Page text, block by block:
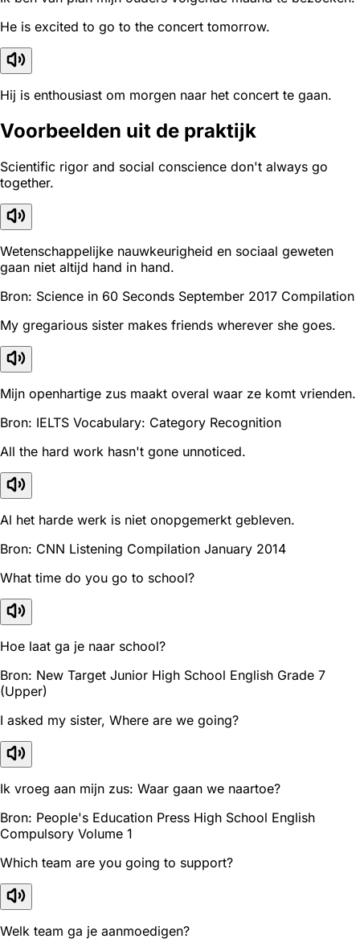
He is excited to go to the concert tomorrow.
Hij is enthousiast om morgen naar het concert te gaan.
Voorbeelden uit de praktijk
Scientific rigor and social conscience don't always go
together.
Wetenschappelijke nauwkeurigheid en sociaal geweten
gaan niet altijd hand in hand.
Bron: Science in 60 Seconds September 2017 Compilation
My gregarious sister makes friends wherever she goes.
Mijn openhartige zus maakt overal waar ze komt vrienden.
Bron: IELTS Vocabulary: Category Recognition
All the hard work hasn't gone unnoticed.
Al het harde werk is niet onopgemerkt gebleven.
Bron: CNN Listening Compilation January 2014
What time do you go to school?
Hoe laat ga je naar school?
Bron: New Target Junior High School English Grade 7
(Upper)
I asked my sister, Where are we going?
Ik vroeg aan mijn zus: Waar gaan we naartoe?
Bron: People's Education Press High School English
Compulsory Volume 1
Which team are you going to support?
Welk team ga je aanmoedigen?